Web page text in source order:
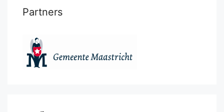
Partners